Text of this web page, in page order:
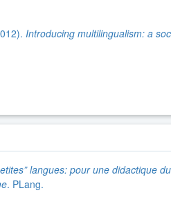
Introducing multilingualism: a
langues: pour une didactique du
. PLang.